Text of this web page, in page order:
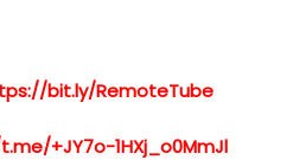
bit.ly/RemoteTube
+JY7o-1HXj_o0MmJl